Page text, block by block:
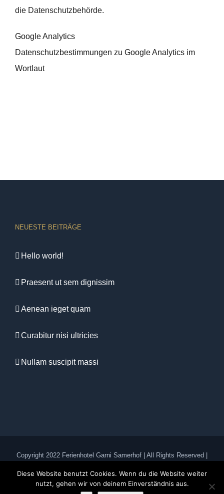
die Datenschutzbehörde.
Google Analytics
Datenschutzbestimmungen zu Google Analytics im
Wortlaut
NEUESTE BEITRÄGE
Hello world!
Praesent ut sem dignissim
Aenean ieget quam
Curabitur nisi ultricies
Nullam suscipit massi
Copyright 2022 Ferienhotel Garni Samerhof | All Rights Reserved |
Facebook
E-
Diese Website benutzt Cookies. Wenn du die Website weiter
nutzt, gehen wir von deinem Einverständnis aus.